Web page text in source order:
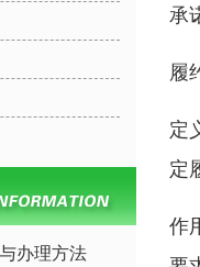
办理方法
承
履
定
定
作